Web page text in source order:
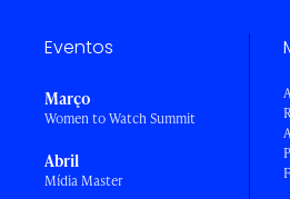
Eventos
Março
Women to Watch Summit
Abril
Mídia Master